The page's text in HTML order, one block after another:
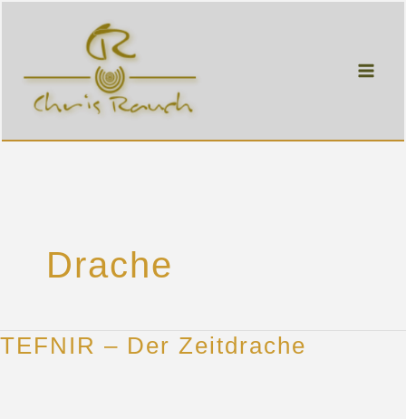
springen
Drache
TEFNIR – Der Zeitdrache
TEFNIR